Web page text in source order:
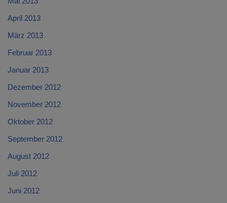
April 2013
März 2013
Februar 2013
Januar 2013
Dezember 2012
November 2012
Oktober 2012
September 2012
August 2012
Juli 2012
Juni 2012